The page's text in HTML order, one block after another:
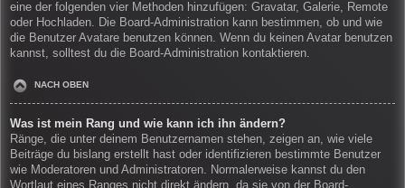
eine der folgenden vier Methoden hinzufügen: Gravatar, Galerie, Remote
oder Hochladen. Die Board-Administration kann bestimmen, ob und wie
die Benutzer Avatare benutzen können. Wenn du keinen Avatar benutzen
kannst, solltest du die Board-Administration kontaktieren.
NACH OBEN
Was ist mein Rang und wie kann ich ihn ändern?
Ränge, die unter deinem Benutzernamen stehen, zeigen an, wie viele
Beiträge du bislang erstellt hast oder identifizieren bestimmte Benutzer
wie Moderatoren und Administratoren. Normalerweise kannst du den
Wortlaut eines Ranges nicht direkt ändern, da sie von der Board-